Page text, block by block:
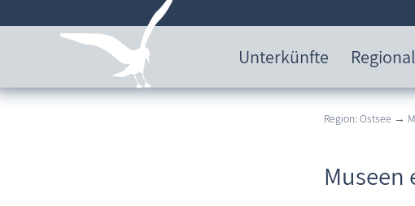
Unterkünfte
Region: Ostsee →
Museen